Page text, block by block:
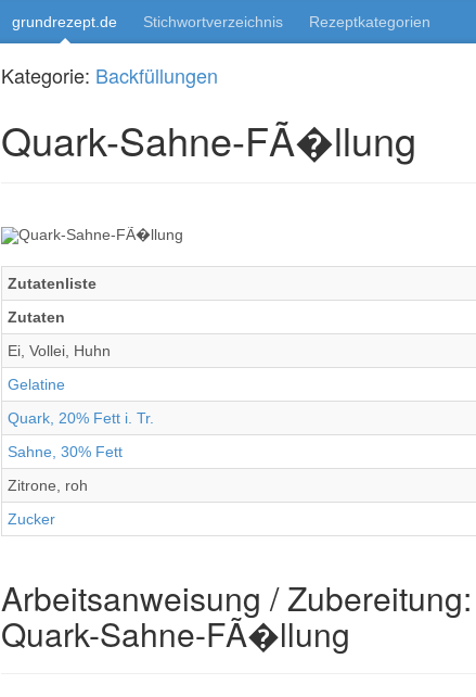
grundrezept.de Stichwortverzeichnis Rezeptkategorien
Kategorie: Backfüllungen
Quark-Sahne-FÃ�llung
Zutatenliste
Zutaten
Ei, Vollei, Huhn
Gelatine
Quark, 20% Fett i. Tr.
Sahne, 30% Fett
Zitrone, roh
Zucker
Arbeitsanweisung / Zubereitung:
Quark-Sahne-FÃ�llung